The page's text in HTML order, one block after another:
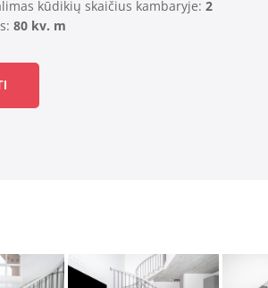
kūdikių skaičius kambaryje:2
80 kv. m